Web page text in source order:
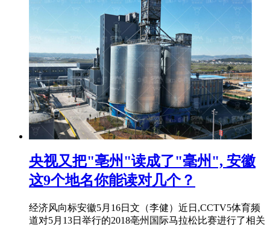
央视又把"亳州"读成了"毫州", 安徽
这9个地名你能读对几个？
经济风向标安徽5月16日文（李健）近日,CCTV5体育频
道对5月13日举行的2018亳州国际马拉松比赛进行了相关